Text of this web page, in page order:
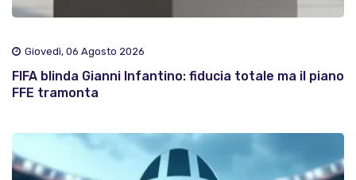
Giovedì, 06 Agosto 2026
FIFA blinda Gianni Infantino: fiducia totale ma il piano
FFE tramonta